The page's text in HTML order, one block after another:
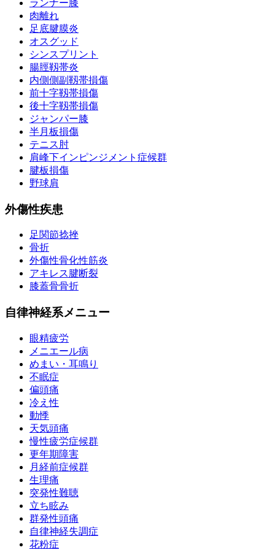
ランナー膝
肉離れ
足底腱膜炎
オスグッド
シンスプリント
腸脛靱帯炎
内側側副靱帯損傷
前十字靱帯損傷
後十字靱帯損傷
ジャンパー膝
半月板損傷
テニス肘
肩峰下インピンジメント症候群
腱板損傷
野球肩
外傷性疾患
足関節捻挫
骨折
外傷性骨化性筋炎
アキレス腱断裂
膝蓋骨骨折
自律神経系メニュー
眼精疲労
メニエール病
めまい・耳鳴り
不眠症
偏頭痛
冷え性
動悸
天気頭痛
慢性疲労症候群
更年期障害
月経前症候群
生理痛
突発性難聴
立ち眩み
群発性頭痛
自律神経失調症
花粉症